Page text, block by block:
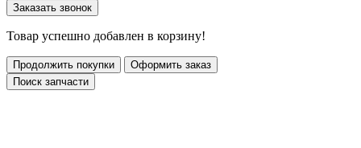
Заказать звонок
Товар успешно добавлен в корзину!
Продолжить покупки
Оформить заказ
Поиск запчасти